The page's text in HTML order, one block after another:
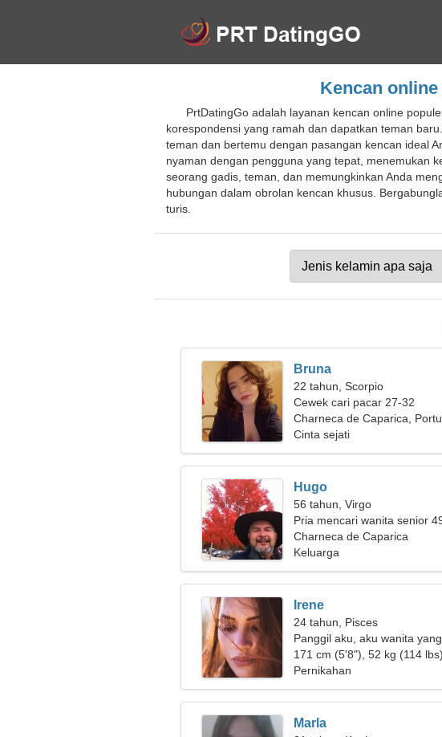
Kencan
PrtDatingGo adalah layanan kencan online
korespondensi yang ramah dan dapatkan teman
teman dan bertemu dengan pasangan kencan ideal
nyaman dengan pengguna yang tepat, menemukan
seorang gadis, teman, dan memungkinkan Anda
hubungan dalam obrolan kencan khusus.
turis.
Bruna
22 tahun, Scorpio
Cewek cari pacar 27-32
Charneca de Caparica,
Cinta sejati
Hugo
56 tahun, Virgo
Pria mencari wanita senior
Charneca de Caparica
Keluarga
Irene
24 tahun, Pisces
Panggil aku, aku wanita
171 cm (5'8"), 52 kg (114 lbs)
Pernikahan
Marla